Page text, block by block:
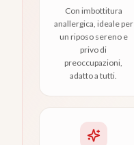
Con imbottitura
anallergica, ideale per
un riposo sereno e
privo di
preoccupazioni,
adatto a tutti.